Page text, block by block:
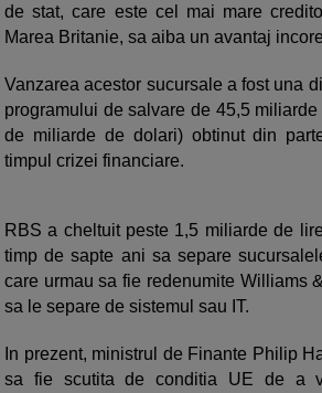
de stat, care este cel mai mare
Marea Britanie, sa aiba un avantaj
Vanzarea acestor sucursale a fost una
programului de salvare de 45,5
de miliarde de dolari) obtinut din
timpul crizei financiare.
RBS a cheltuit peste 1,5 miliarde de
timp de sapte ani sa separe
care urmau sa fie redenumite Williams
sa le separe de sistemul sau IT.
In prezent, ministrul de Finante Philip
sa fie scutita de conditia UE de a